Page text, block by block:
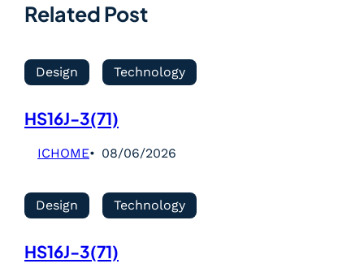
Related Post
Design Technology
HS16J-3(71)
ICHOME 08/06/2026
Design Technology
HS16J-3(71)